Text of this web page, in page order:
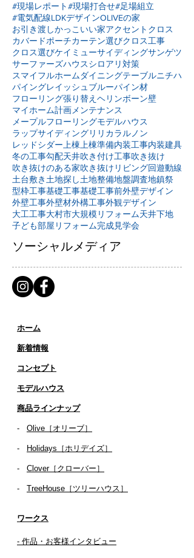
#現場レポート#現場打合せ#足場組立
#電気配線LDKデザインOLIVEの家
お引き渡しかっこいい家アクセントクロス
カバードポーチカーテン選びクロス工事
クロス選びケイミューサイディングサンゲツ
サーファーズハウスシロアリ対策
スマイフルホームダイニングテーブルニチハ
パイングレイッシュブルーパイン材
フローリング張り替え ヘリンボーン壁
マイホーム計画 メンテナンス
メープルフローリングモデルハウス
ラップサイディングリリカラ ルノン
レッドシダー 上棟 上棟準備内装工事内装建具
冬の工事勾配天井吹き付け工事吹き抜け
吹き抜けのある家吹き抜けリビング回遊動線
土台敷き 土地探し土地整備地盤調査地鎮祭
型枠工事基礎工事基礎工事前外壁デザイン
外壁工事外壁材外構工事外観デザイン
大工工事大村市大規模リフォーム天井下地
子ども部屋リフォーム完成見学会
ソーシャルメディア
ホーム
新着情報
コンセプト
​​モデルハウス
商品ラインナップ
- Olive［オリーブ］
- Holidays［ホリデイズ］
- ​ Clover［クローバー］
- TreeHouse［ツリーハウス］
ワークス
- 作品・お客様インタビュー